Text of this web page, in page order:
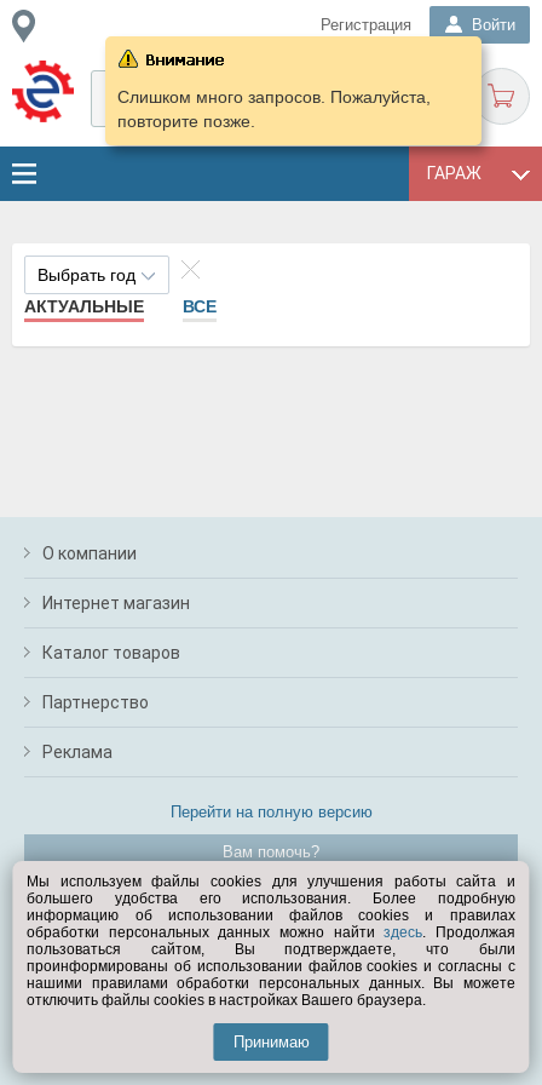
Регистрация Войти
ГАРАЖ
Слишком много запросов. Пожалуйста,
повторите позже.
Выбрать год
АКТУАЛЬНЫЕ
ВСЕ
О компании
Интернет магазин
Каталог товаров
Партнерство
Реклама
Перейти на полную версию
Вам помочь?
© Exist.ru 1998—2026
Мы используем файлы cookies для улучшения работы сайта и
большего удобства его использования. Более подробную
информацию об использовании файлов cookies и правилах
обработки персональных данных можно найтиздесь. Продолжая
пользоваться сайтом, Вы подтверждаете, что были
проинформированы об использовании файлов cookies и согласны с
нашими правилами обработки персональных данных. Вы можете
отключить файлы cookies в настройках Вашего браузера.
Принимаю